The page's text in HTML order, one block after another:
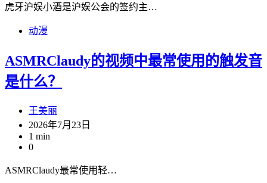
虎牙沪娱小酒是沪娱公会的签约主…
动漫
ASMRClaudy的视频中最常使用的触发音
是什么？
王美丽
2026年7月23日
1 min
0
ASMRClaudy最常使用轻…